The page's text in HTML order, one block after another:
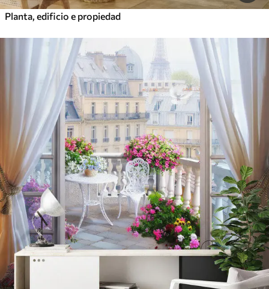
Planta, edificio e propiedad